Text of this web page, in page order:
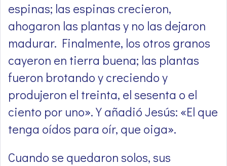
espinas; las espinas crecieron,
ahogaron las plantas y no las dejaron
madurar. Finalmente, los otros granos
cayeron en tierra buena; las plantas
fueron brotando y creciendo y
produjeron el treinta, el sesenta o el
ciento por uno». Y añadió Jesús: «El que
tenga oídos para oír, que oiga».
Cuando se quedaron solos, sus